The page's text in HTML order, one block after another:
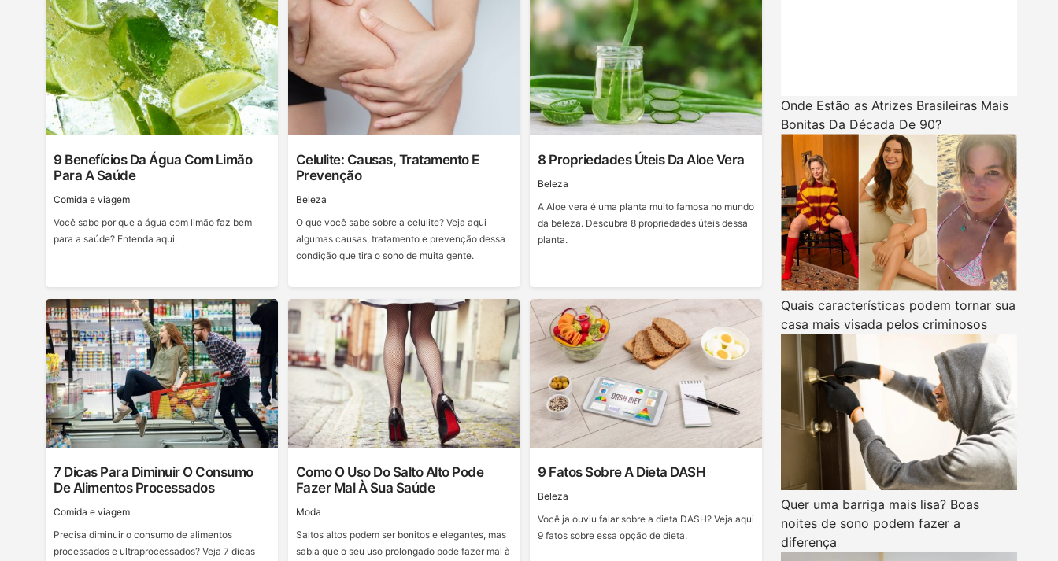
9 Benefícios Da Água Com Limão
Para A Saúde
Сomida e viagem
Você sabe por que a água com limão faz bem
para a saúde? Entenda aqui.
Celulite: Causas, Tratamento E
Prevenção
Beleza
O que você sabe sobre a celulite? Veja aqui
algumas causas, tratamento e prevenção dessa
condição que tira o sono de muita gente.
8 Propriedades Úteis Da Aloe Vera
Beleza
A Aloe vera é uma planta muito famosa no mundo
da beleza. Descubra 8 propriedades úteis dessa
planta.
7 Dicas Para Diminuir O Consumo
De Alimentos Processados
Сomida e viagem
Precisa diminuir o consumo de alimentos
processados e ultraprocessados? Veja 7 dicas
Como O Uso Do Salto Alto Pode
Fazer Mal À Sua Saúde
Moda
Saltos altos podem ser bonitos e elegantes, mas
sabia que o seu uso prolongado pode fazer mal à
9 Fatos Sobre A Dieta DASH
Beleza
Você ja ouviu falar sobre a dieta DASH? Veja aqui
9 fatos sobre essa opção de dieta.
Onde Estão as Atrizes Brasileiras Mais
Bonitas Da Década De 90?
Quais características podem tornar sua
casa mais visada pelos criminosos
Quer uma barriga mais lisa? Boas
noites de sono podem fazer a
diferença